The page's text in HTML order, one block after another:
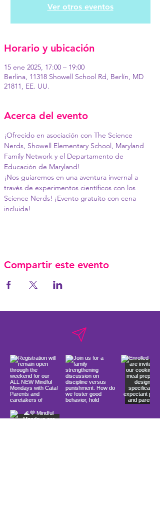
Ver otros eventos
Horario y ubicación
15 ene 2025, 17:00 – 19:00
Berlina, 11318 Showell School Rd, Berlín, MD
21811, EE. UU.
Acerca del evento
¡Ofrecido en asociación con The Science
Nerds, Showell Elementary School, Maryland
Family Network y el Departamento de
Educación de Maryland!
¡Nos guiaremos en una aventura invernal a
través de experimentos científicos con los
Science Nerds! ¡Evento gratuito con cena
incluida!
Compartir este evento